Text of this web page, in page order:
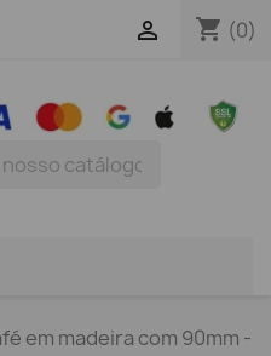
shopping_cart (0)

em madeira com 90mm -